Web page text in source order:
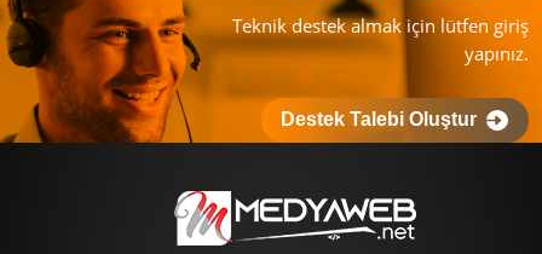
Teknik destek almak için lütfen giriş
yapınız.
Destek Talebi Oluştur